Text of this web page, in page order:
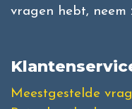
vragen hebt, neem
Meestgestelde